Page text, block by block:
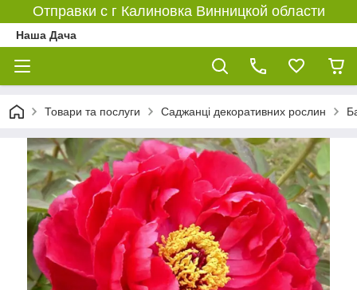
Отправки с г Калиновка Винницкой области
Наша Дача
Товари та послуги Саджанці декоративних рослин